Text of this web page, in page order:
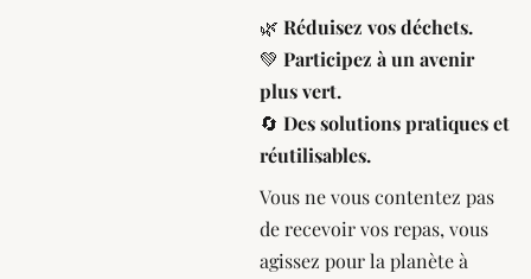
🌿 Réduisez vos déchets.
💚 Participez à un avenir
plus vert.
🔄 Des solutions pratiques et
réutilisables.
Vous ne vous contentez pas
de recevoir vos repas, vous
agissez pour la planète à